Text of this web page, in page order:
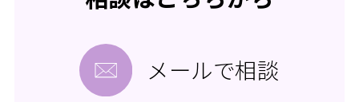
メールで相談